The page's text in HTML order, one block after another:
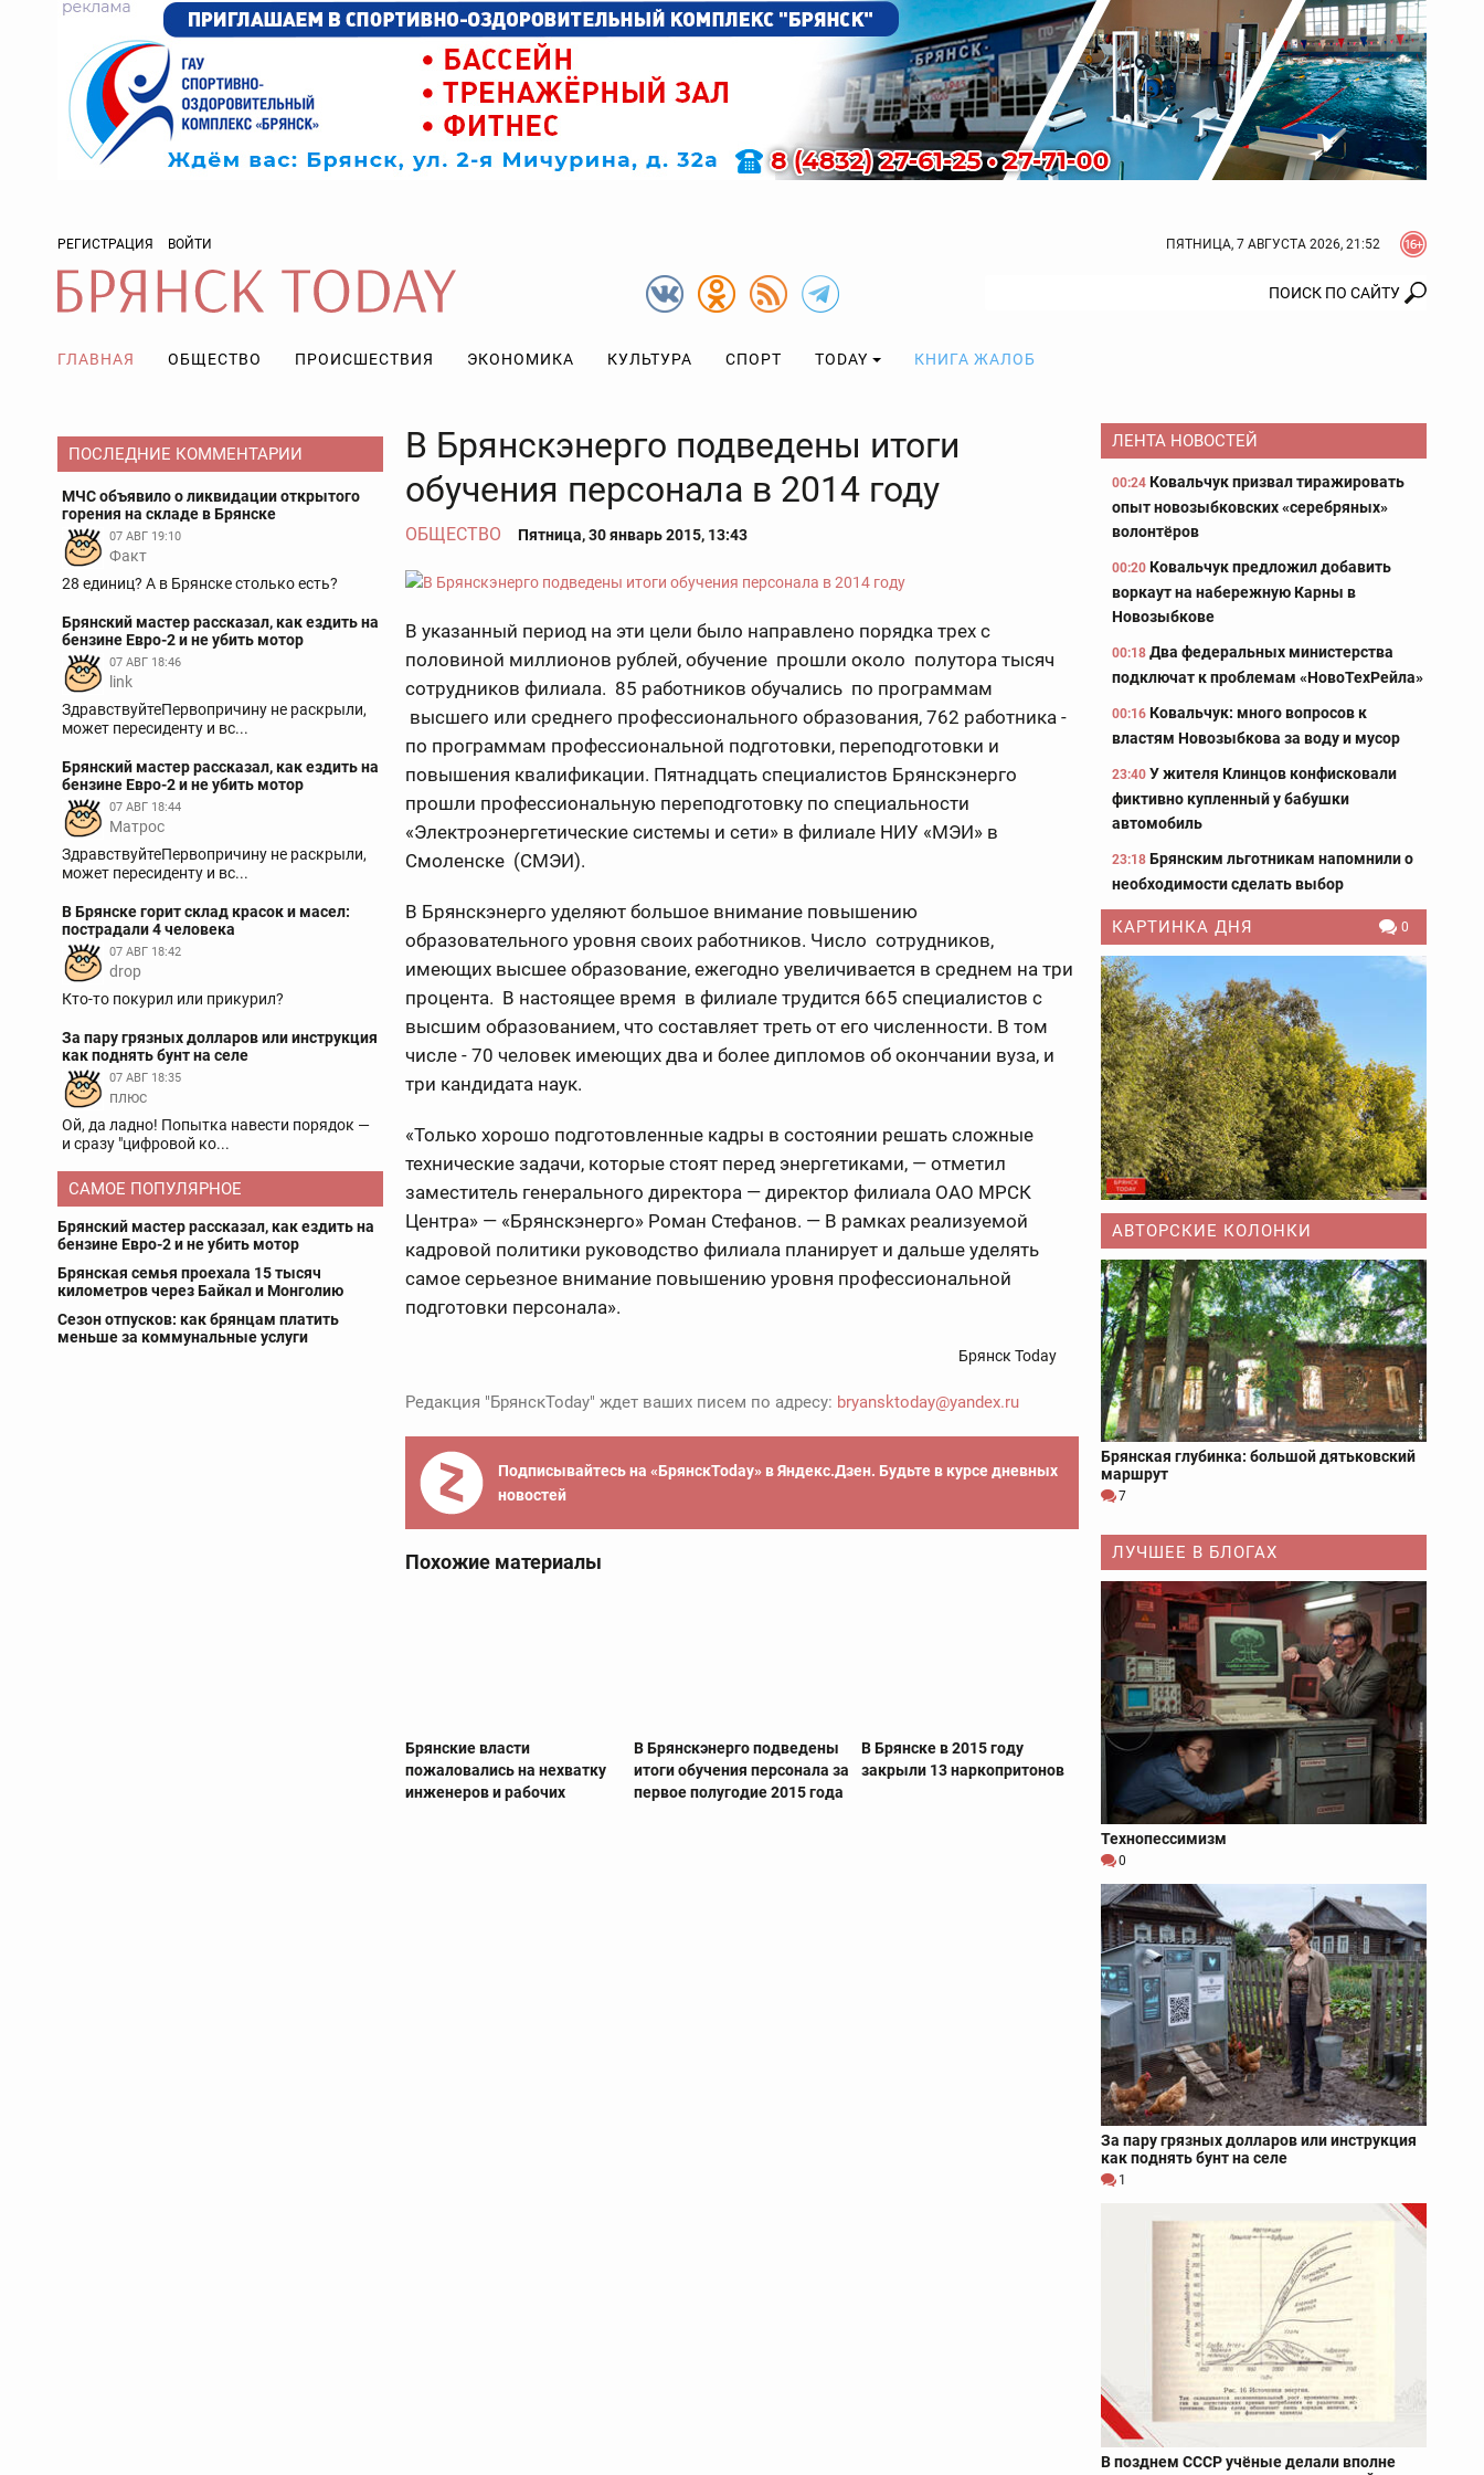
РЕГИСТРАЦИЯ ВОЙТИ ПЯТНИЦА, 7 АВГУСТА 2026, 21:52
ГЛАВНАЯ ОБЩЕСТВО ПРОИСШЕСТВИЯ ЭКОНОМИКА КУЛЬТУРА СПОРТ TODAY КНИГА ЖАЛОБ
ПОСЛЕДНИЕ КОММЕНТАРИИ
МЧС объявило о ликвидации открытого
горения на складе в Брянске
07 АВГ 19:10
Факт
28 единиц? А в Брянске столько есть?
Брянский мастер рассказал, как ездить на
бензине Евро-2 и не убить мотор
07 АВГ 18:46
link
ЗдравствуйтеПервопричину не раскрыли,
может пересиденту и вс...
Брянский мастер рассказал, как ездить на
бензине Евро-2 и не убить мотор
07 АВГ 18:44
Матрос
ЗдравствуйтеПервопричину не раскрыли,
может пересиденту и вс...
В Брянске горит склад красок и масел:
пострадали 4 человека
07 АВГ 18:42
drop
Кто-то покурил или прикурил?
За пару грязных долларов или инструкция
как поднять бунт на селе
07 АВГ 18:35
плюс
Ой, да ладно! Попытка навести порядок —
и сразу "цифровой ко...
САМОЕ ПОПУЛЯРНОЕ
Брянский мастер рассказал, как ездить на
бензине Евро-2 и не убить мотор
Брянская семья проехала 15 тысяч
километров через Байкал и Монголию
Сезон отпусков: как брянцам платить
меньше за коммунальные услуги
В Брянскэнерго подведены итоги
обучения персонала в 2014 году
ОБЩЕСТВО Пятница, 30 январь 2015, 13:43
В указанный период на эти цели было направлено порядка трех с
половиной миллионов рублей, обучение прошли около полутора тысяч
сотрудников филиала. 85 работников обучались по программам
высшего или среднего профессионального образования, 762 работника -
по программам профессиональной подготовки, переподготовки и
повышения квалификации. Пятнадцать специалистов Брянскэнерго
прошли профессиональную переподготовку по специальности
«Электроэнергетические системы и сети» в филиале НИУ «МЭИ» в
Смоленске (СМЭИ).
В Брянскэнерго уделяют большое внимание повышению
образовательного уровня своих работников. Число сотрудников,
имеющих высшее образование, ежегодно увеличивается в среднем на три
процента. В настоящее время в филиале трудится 665 специалистов с
высшим образованием, что составляет треть от его численности. В том
числе - 70 человек имеющих два и более дипломов об окончании вуза, и
три кандидата наук.
«Только хорошо подготовленные кадры в состоянии решать сложные
технические задачи, которые стоят перед энергетиками, — отметил
заместитель генерального директора — директор филиала ОАО МРСК
Центра» — «Брянскэнерго» Роман Стефанов. — В рамках реализуемой
кадровой политики руководство филиала планирует и дальше уделять
самое серьезное внимание повышению уровня профессиональной
подготовки персонала».
Брянск Today
Редакция "БрянскToday" ждет ваших писем по адресу: bryansktoday@yandex.ru
Подписывайтесь на «БрянскToday» в Яндекс.Дзен. Будьте в курсе дневных
новостей
Похожие материалы
Брянские власти
пожаловались на нехватку
инженеров и рабочих
В Брянскэнерго подведены
итоги обучения персонала за
первое полугодие 2015 года
В Брянске в 2015 году
закрыли 13 наркопритонов
ЛЕНТА НОВОСТЕЙ
00:24 Ковальчук призвал тиражировать
опыт новозыбковских «серебряных»
волонтёров
00:20 Ковальчук предложил добавить
воркаут на набережную Карны в
Новозыбкове
00:18 Два федеральных министерства
подключат к проблемам «НовоТехРейла»
00:16 Ковальчук: много вопросов к
властям Новозыбкова за воду и мусор
23:40 У жителя Клинцов конфисковали
фиктивно купленный у бабушки
автомобиль
23:18 Брянским льготникам напомнили о
необходимости сделать выбор
КАРТИНКА ДНЯ 0
АВТОРСКИЕ КОЛОНКИ
Брянская глубинка: большой дятьковский
маршрут
7
ЛУЧШЕЕ В БЛОГАХ
Технопессимизм
0
За пару грязных долларов или инструкция
как поднять бунт на селе
1
В позднем СССР учёные делали вполне